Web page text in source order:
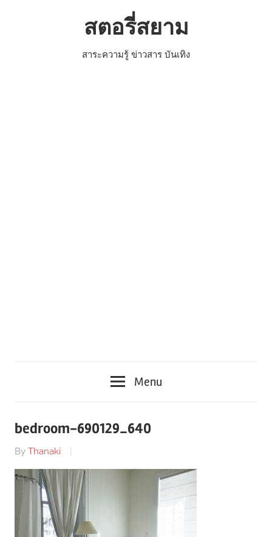
สตอรี่สยาม
สาระความรู้ ข่าวสาร บันเทิง
Menu
bedroom-690129_640
By Thanaki